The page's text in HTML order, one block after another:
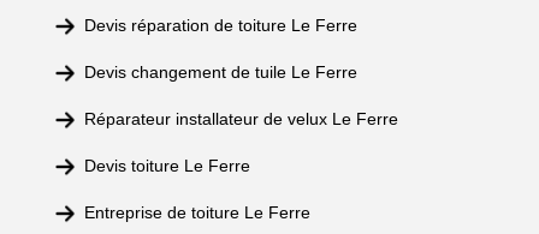
Devis réparation de toiture Le Ferre
Devis changement de tuile Le Ferre
Réparateur installateur de velux Le Ferre
Devis toiture Le Ferre
Entreprise de toiture Le Ferre